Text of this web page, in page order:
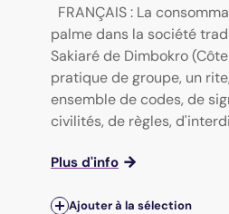
FRANÇAIS : La
palme dans la société
Sakiaré de Dimbokro
pratique de groupe, un
ensemble de codes, de
civilités, de règles,
Plus d'info
Ajouter à la sélection